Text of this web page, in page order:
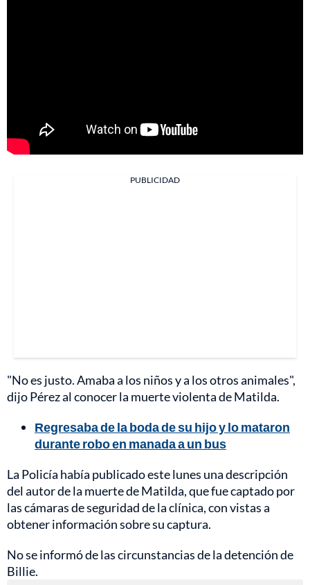
PUBLICIDAD
"No es justo. Amaba a los niños y a los otros animales",
dijo Pérez al conocer la muerte violenta de Matilda.
Regresaba de la boda de su hijo y lo mataron
durante robo en manada a un bus
La Policía había publicado este lunes una descripción
del autor de la muerte de Matilda, que fue captado por
las cámaras de seguridad de la clínica, con vistas a
obtener información sobre su captura.
No se informó de las circunstancias de la detención de
Billie.